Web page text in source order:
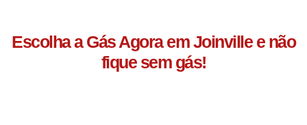
Escolha a Gás Agora em Joinville e não
fique sem gás!